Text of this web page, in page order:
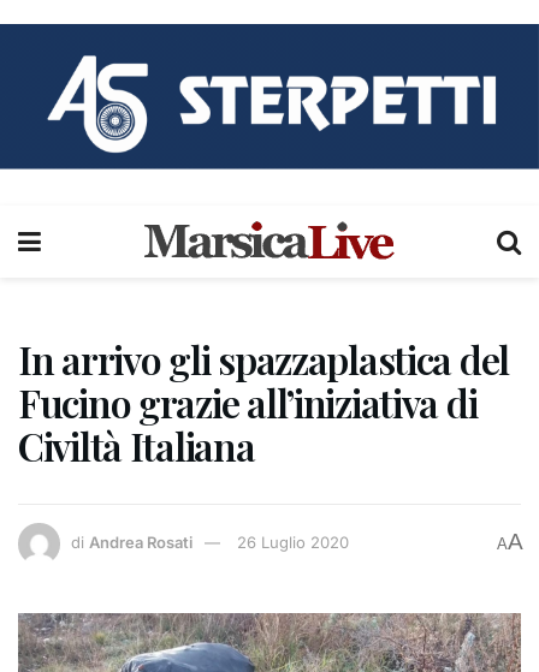
In arrivo gli spazzaplastica del
Fucino grazie all’iniziativa di
Civiltà Italiana
di Andrea Rosati 26 Luglio 2020 AA